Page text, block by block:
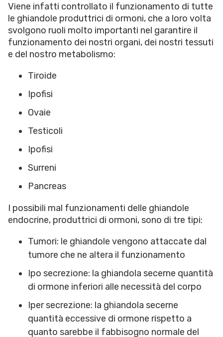
Viene infatti controllato il funzionamento di tutte
le ghiandole produttrici di ormoni, che a loro volta
svolgono ruoli molto importanti nel garantire il
funzionamento dei nostri organi, dei nostri tessuti
e del nostro metabolismo:
Tiroide
Ipofisi
Ovaie
Testicoli
Ipofisi
Surreni
Pancreas
I possibili mal funzionamenti delle ghiandole
endocrine, produttrici di ormoni, sono di tre tipi:
Tumori: le ghiandole vengono attaccate dal
tumore che ne altera il funzionamento
Ipo secrezione: la ghiandola secerne quantità
di ormone inferiori alle necessità del corpo
Iper secrezione: la ghiandola secerne
quantità eccessive di ormone rispetto a
quanto sarebbe il fabbisogno normale del